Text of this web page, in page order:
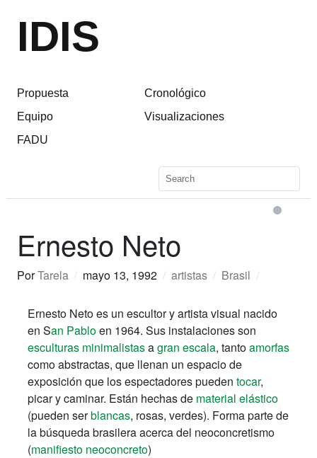
IDIS
Propuesta
Equipo
FADU
Cronológico
Visualizaciones
Ernesto Neto
PorTarela / mayo 13, 1992 / artistas / Brasil /
Ernesto Neto es un escultor y artista visual nacido
en San Pabloen 1964. Sus instalaciones son
esculturas minimalistasagran escala, tantoamorfas
como abstractas, que llenan un espacio de
exposición que los espectadores pueden tocar,
picar y caminar. Están hechas de material elástico
(pueden serblancas, rosas, verdes). Forma parte de
la búsqueda brasilera acerca del neoconcretismo
(manifiesto neoconcreto)